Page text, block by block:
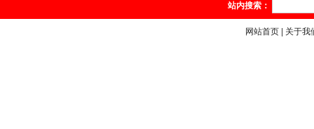
站内搜索：
网站首页| 关于我